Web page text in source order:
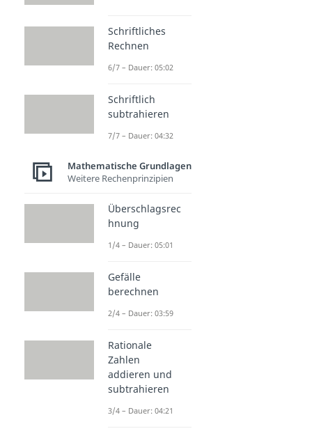
Schriftliches
Rechnen
6/7 – Dauer: 05:02
Schriftlich
subtrahieren
7/7 – Dauer: 04:32
Mathematische Grundlagen
Weitere Rechenprinzipien
Überschlagsrec
hnung
1/4 – Dauer: 05:01
Gefälle
berechnen
2/4 – Dauer: 03:59
Rationale
Zahlen
addieren und
subtrahieren
3/4 – Dauer: 04:21